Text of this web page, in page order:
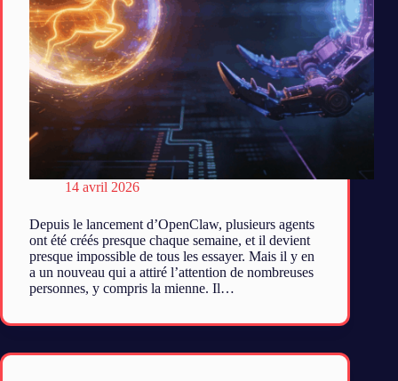
14 avril 2026
Depuis le lancement d’OpenClaw, plusieurs agents
ont été créés presque chaque semaine, et il devient
presque impossible de tous les essayer. Mais il y en
a un nouveau qui a attiré l’attention de nombreuses
personnes, y compris la mienne. Il…